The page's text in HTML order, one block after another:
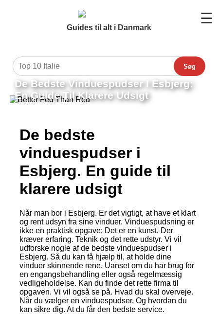
Guides til alt i Danmark
☰
Søg
De Bedste Vinduespudser I Esbjerg:
En Guide Til Klarere Udsigt
De bedste
vinduespudser i
Esbjerg. En guide til
klarere udsigt
Når man bor i Esbjerg. Er det vigtigt, at have et klart
og rent udsyn fra sine vinduer. Vinduespudsning er
ikke en praktisk opgave; Det er en kunst. Der
kræver erfaring. Teknik og det rette udstyr. Vi vil
udforske nogle af de bedste vinduespudser i
Esbjerg. Så du kan få hjælp til, at holde dine
vinduer skinnende rene. Uanset om du har brug for
en engangsbehandling eller også regelmæssig
vedligeholdelse. Kan du finde det rette firma til
opgaven. Vi vil også se på. Hvad du skal overveje.
Når du vælger en vinduespudser. Og hvordan du
kan sikre dig. At du får den bedste service.